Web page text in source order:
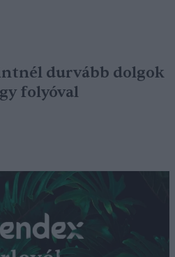
durvább dolgok
folyóval